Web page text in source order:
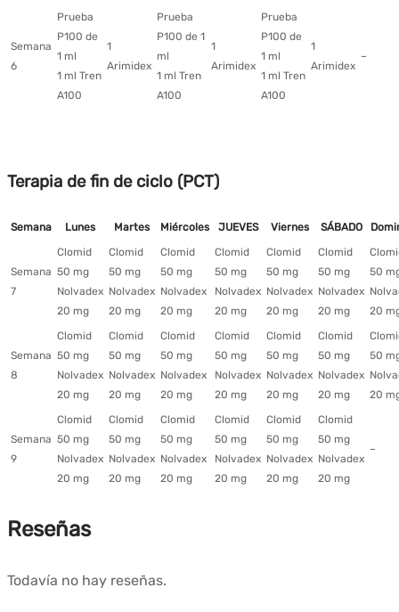
Semana
6
Prueba
P100 de
1 ml
1 ml Tren
A100
1
Arimidex
Prueba
P100 de 1
ml
1 ml Tren
A100
1
Arimidex
Prueba
P100 de
1 ml
1 ml Tren
A100
1
Arimidex
–
Terapia de fin de ciclo (PCT)
Semana Lunes Martes Miércoles JUEVES Viernes SÁBADO
Semana
7
Clomid
50 mg
Nolvadex
20 mg
Clomid
50 mg
Nolvadex
20 mg
Clomid
50 mg
Nolvadex
20 mg
Clomid
50 mg
Nolvadex
20 mg
Clomid
50 mg
Nolvadex
20 mg
Clomid
50 mg
Nolvadex
20 mg
50
20
Semana
8
Clomid
50 mg
Nolvadex
20 mg
Clomid
50 mg
Nolvadex
20 mg
Clomid
50 mg
Nolvadex
20 mg
Clomid
50 mg
Nolvadex
20 mg
Clomid
50 mg
Nolvadex
20 mg
Clomid
50 mg
Nolvadex
20 mg
50
20
Semana
9
Clomid
50 mg
Nolvadex
20 mg
Clomid
50 mg
Nolvadex
20 mg
Clomid
50 mg
Nolvadex
20 mg
Clomid
50 mg
Nolvadex
20 mg
Clomid
50 mg
Nolvadex
20 mg
Clomid
50 mg
Nolvadex
20 mg
–
Reseñas
Todavía no hay reseñas.